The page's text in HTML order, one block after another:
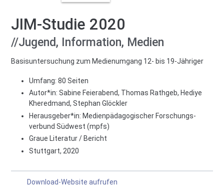
JIM-Studie 2020
//Jugend, Information, Medien
Basisuntersuchung zum Medienumgang 12- bis 19-Jähriger
Umfang: 80 Seiten
Autor*in: Sabine Feierabend, Thomas Rathgeb, Hediye
Kheredmand, Stephan Glöckler
Herausgeber*in: Medienpädagogischer Forschungs-
verbund Südwest (mpfs)
Graue Literatur / Bericht
Stuttgart, 2020
Download-Website aufrufen